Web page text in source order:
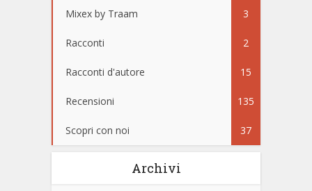
Mixex by Traam 3
Racconti 2
Racconti d'autore 15
Recensioni 135
Scopri con noi 37
Archivi